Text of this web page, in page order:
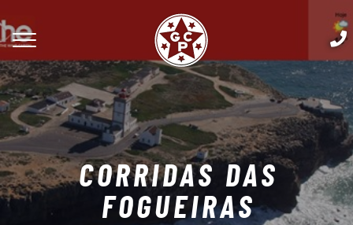
CORRIDAS DAS
FOGUEIRAS